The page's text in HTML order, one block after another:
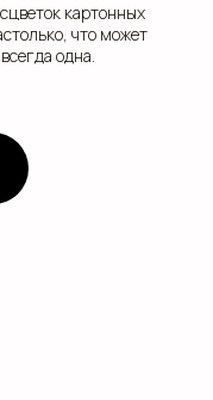
картонных
что может
одна.